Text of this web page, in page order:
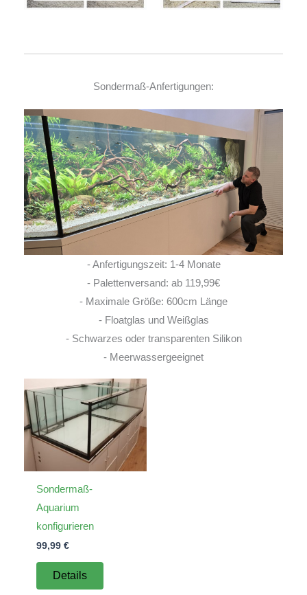
Sondermaß-Anfertigungen:
- Anfertigungszeit: 1-4 Monate
- Palettenversand: ab 119,99€
- Maximale Größe: 600cm Länge
- Floatglas und Weißglas
- Schwarzes oder transparenten Silikon
- Meerwassergeeignet
Sondermaß-
Aquarium
konfigurieren
99,99 €
Details